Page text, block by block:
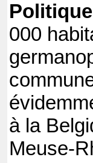
000
à la
Meuse-